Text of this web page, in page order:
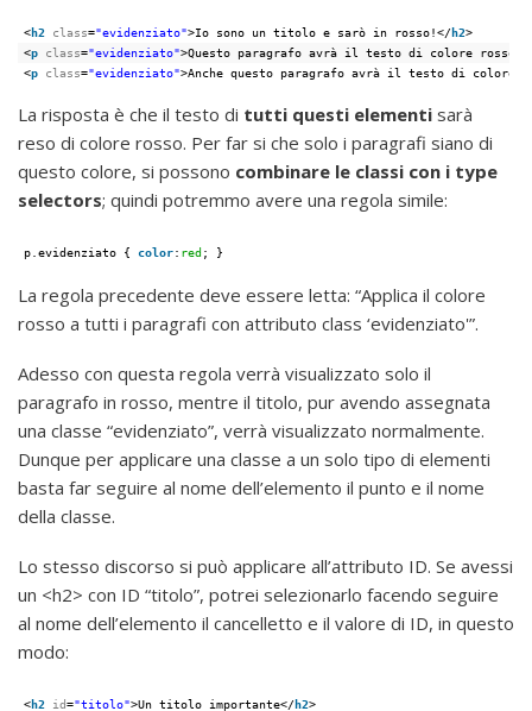
<h2 class="evidenziato">Io sono un titolo e sarò in rosso!</h2>
<p class="evidenziato">Questo paragrafo avrà il testo di colore
<p class="evidenziato">Anche questo paragrafo avrà il testo di colore
La risposta è che il testo di tutti questi elementi sarà
reso di colore rosso. Per far si che solo i paragrafi siano di
questo colore, si possono combinare le classi con i type
selectors; quindi potremmo avere una regola simile:
p.evidenziato { color: red ; }
La regola precedente deve essere letta: “Applica il colore
rosso a tutti i paragrafi con attributo class ‘evidenziato'”.
Adesso con questa regola verrà visualizzato solo il
paragrafo in rosso, mentre il titolo, pur avendo assegnata
una classe “evidenziato”, verrà visualizzato normalmente.
Dunque per applicare una classe a un solo tipo di elementi
basta far seguire al nome dell’elemento il punto e il nome
della classe.
Lo stesso discorso si può applicare all’attributo ID. Se avessi
un <h2> con ID “titolo”, potrei selezionarlo facendo seguire
al nome dell’elemento il cancelletto e il valore di ID, in questo
modo:
<h2 id="titolo">Un titolo importante</h2>